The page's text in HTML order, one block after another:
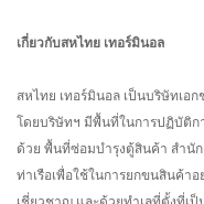
เกี่ยวกับสหไทย เทอร์มินอล
สหไทย เทอร์มินอล เป็นบริษัทเอ
โดยบริษัทฯ มีพื้นที่ในการปฏิบัติก
ด้วย พื้นที่ซ่อมบำรุงตู้สินค้า สำนัก
ท่าเรือเพื่อใช้ในการยกขนสินค้า